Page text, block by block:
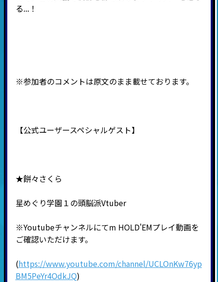
る...！
※参加者のコメントは原文のまま載せております。
【公式ユーザースペシャルゲスト】
★餅々さくら
星めぐり学園１の頭脳派Vtuber
※Youtubeチャンネルにてm HOLD'EMプレイ動画を
ご確認いただけます。
(https://www.youtube.com/channel/UCLOnKw76yp
BM5PeYr4OdkJQ)